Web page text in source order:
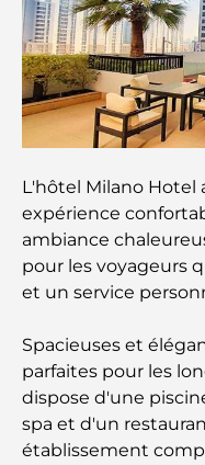
À la découverte
voyage à travers
Les 7 meilleurs
Harbour où dîner
adapté aux
Restaurants à
gourmandes
Dubaï
Résidences en
bord de la mer
L'hôtel Milano Hotel
expérience
ambiance
pour les voyageurs
et un service
Spacieuses et
parfaites pour les
dispose d'une
spa et d'un
établissement